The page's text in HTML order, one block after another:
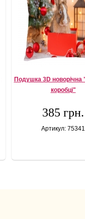
Подушка 3D новорічна
коробці"
385 грн.
Артикул: 75341